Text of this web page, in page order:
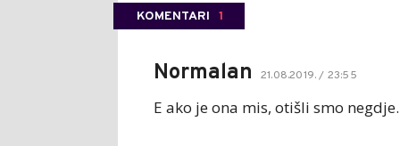
KOMENTARI 1
Normalan 21.08.2019. / 23:55
E ako je ona mis, otišli smo